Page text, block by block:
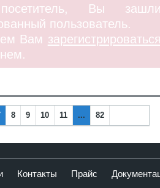
посетитель, Вы
пользователь.
Вам
8 9 10 11 ...
82
Контакты Прайс